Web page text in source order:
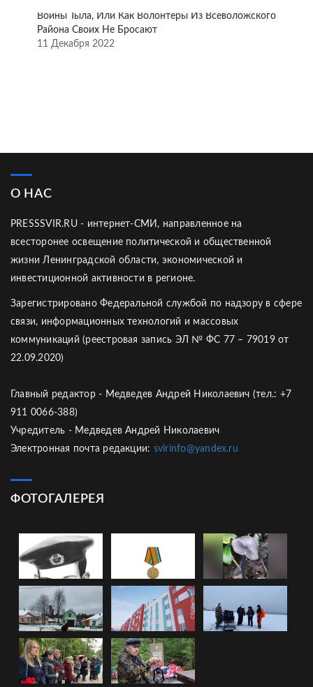
Воины Тыла, Или Как Волонтёры Из Всеволожского
Района Своих Не Бросают
11 Декабря 2022
О НАС
PRESSSVIR.RU - интернет-СМИ, направленное на
всесторонее освещение политической и общественной
жизни Ленинградской области, экономической и
инвестиционной активности в регионе.
Зарегистрировано Федеральной службой по надзору в сфере
связи, информационных технологий и массовых
коммуникаций (реестровая запись ЭЛ № ФС 77 – 79019 от
22.09.2020)
Главный редактор - Медведев Андрей Николаевич (тел.: +7
911 0066-388)
Учредитель - Медведев Андрей Николаевич
Электронная почта редакции: svirinfo@yandex.ru
ФОТОГАЛЕРЕЯ